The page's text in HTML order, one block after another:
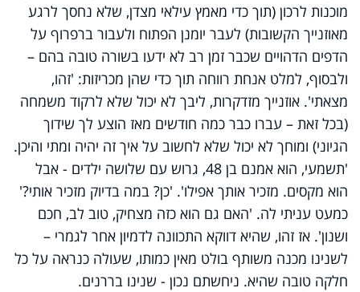
מוכנות לרכון (תוך כדי מאמץ עילאי מצדן, שלא נחסך לרגע
מאוזנייך הקשובות) לעבר יומנן הפתוח ולעבור ברפרוף על
הדפים הדהויים שכבר זמן רב לא ידעו בשורה טובה בהם –
ולבסוף, למלט אנחת רווחה תוך כדי שהן מכריזות: 'זהו,
מצאתי'. אוזנייך מזדקרות, ליבך לא יכול שלא לרקוד משמחה
(בכל זאת – עברו כבר כמה חודשים מאז הוצע לך שידוך
הגיוני) ומוחך לא יכול שלא לחשוב על איך זה יהיה ומתי והיכן.
'תשמעי, הוא אמנם בן 48, גרוש עם שלושה ילדים - אבל
הוא מקסים. מזכיר אותך אפילו'. 'כן? במה בדיוק מזכיר אותי?'
כמעט עניתי לה. 'האם גם הוא כזה מצחיק, טוב לב, חכם
ושנון'. אז זהו, שהיא דווקא התכוונה לדמיון אחר לגמרי –
לשנינו מכנה משותף בולט מאין כמותו, שעולה כנראה על כל
חלקה טובה שהיא. ניחשתם נכון - שנינו בררנים.